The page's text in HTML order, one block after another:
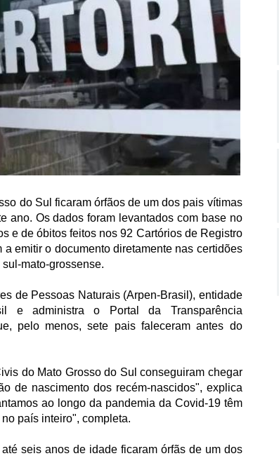
do Sul ficaram órfãos de um dos pais vítimas
ano. Os dados foram levantados com base no
e de óbitos feitos nos 92 Cartórios de Registro
emitir o documento diretamente nas certidões
mato-grossense.
de Pessoas Naturais (Arpen-Brasil), entidade
e administra o Portal da Transparência
pelo menos, sete pais faleceram antes do
do Mato Grosso do Sul conseguiram chegar
de nascimento dos recém-nascidos", explica
ao longo da pandemia da Covid-19 têm
país inteiro", completa.
seis anos de idade ficaram órfãs de um dos